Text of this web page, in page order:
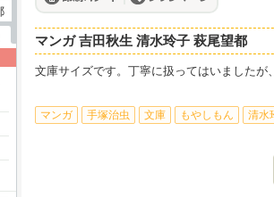
マンガ 吉田秋生 清水玲子 萩尾望都
文庫サイズです。丁寧に扱ってはいましたが
マンガ 手塚治虫 文庫 もやしもん 清水